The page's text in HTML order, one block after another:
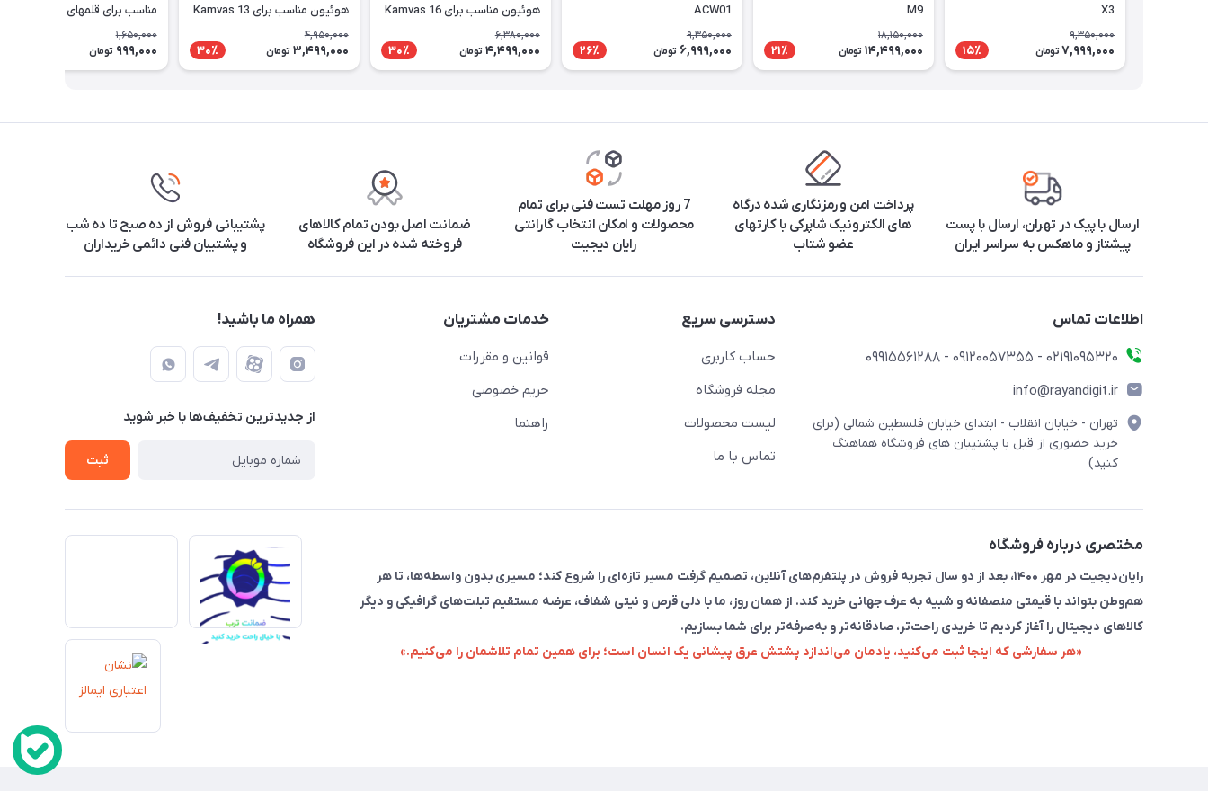
X3
9,350,000
7,999,000 تومان 15٪
M9
18,150,000
14,499,000 تومان 21٪
ACW01
9,350,000
6,999,000 تومان 26٪
هوئیون مناسب برای Kamvas 16
6,380,000
4,499,000 تومان 30٪
هوئیون مناسب برای Kamvas 13
4,950,000
3,499,000 تومان 30٪
PW110
1,650,000
999,000 تومان
ارسال با پیک در تهران، ارسال با پست
پیشتاز و ماهکس به سراسر ایران
پرداخت امن و رمزنگاری شده درگاه
های الکترونیک شاپرکی با کارتهای
عضو شتاب
7 روز مهلت تست فنی برای تمام
محصولات و امکان انتخاب گارانتی
رایان دیجیت
ضمانت اصل بودن تمام کالاهای
فروخته شده در این فروشگاه
پشتیبانی فروش از ده صبح تا ده شب
و پشتیبان فنی دائمی خریداران
اطلاعات تماس
۰۲۱91095320 - 09120057355 - 09915561288
info@rayandigit.ir
تهران - خیابان انقلاب - ابتدای خیابان فلسطین شمالی (برای
خرید حضوری از قبل با پشتیبان های فروشگاه هماهنگ
کنید)
دسترسی سریع
حساب کاربری
مجله فروشگاه
لیست محصولات
تماس با ما
خدمات مشتریان
قوانین و مقررات
حریم خصوصی
راهنما
همراه ما باشید!
از جدید‌ترین تخفیف‌ها با‌ خبر شوید
ثبت
مختصری درباره فروشگاه
رایان‌دیجیت در مهر ۱۴۰۰، بعد از دو سال تجربه فروش در پلتفرم‌های آنلاین، تصمیم گرفت مسیر تازه‌ای را شروع کند؛ مسیری بدون واسطه‌ها، تا هر
هم‌وطن بتواند با قیمتی منصفانه و شبیه به عرف جهانی خرید کند. از همان روز، ما با دلی قرص و نیتی شفاف، عرضه مستقیم تبلت‌های گرافیکی و دیگر
کالاهای دیجیتال را آغاز کردیم تا خریدی راحت‌تر، صادقانه‌تر و به‌صرفه‌تر برای شما بسازیم.
«هر سفارشی که اینجا ثبت می‌کنید، یادمان می‌اندازد پشتش عرق پیشانی یک انسان است؛ برای همین تمام تلاشمان را می‌کنیم.»